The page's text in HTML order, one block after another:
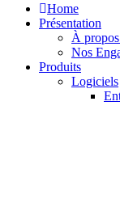
Home
Présentation
À
Nos
Produits
Logiciels